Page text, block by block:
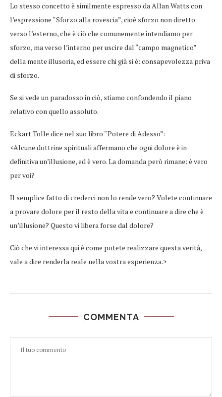
Lo stesso concetto è similmente espresso da Allan Watts con
l’espressione “Sforzo alla rovescia”, cioè sforzo non diretto
verso l’esterno, che è ciò che comunemente intendiamo per
sforzo, ma verso l’interno per uscire dal “campo magnetico”
della mente illusoria, ed essere chi già si è: consapevolezza priva
di sforzo.
Se si vede un paradosso in ciò, stiamo confondendo il piano
relativo con quello assoluto.
Eckart Tolle dice nel suo libro “Potere di Adesso”:
<Alcune dottrine spirituali affermano che ogni dolore è in
definitiva un’illusione, ed è vero. La domanda però rimane: è vero
per voi?
Il semplice fatto di crederci non lo rende vero? Volete continuare
a provare dolore per il resto della vita e continuare a dire che è
un’illusione? Questo vi libera forse dal dolore?
Ciò che vi interessa qui è come potete realizzare questa verità,
vale a dire renderla reale nella vostra esperienza.>
COMMENTA